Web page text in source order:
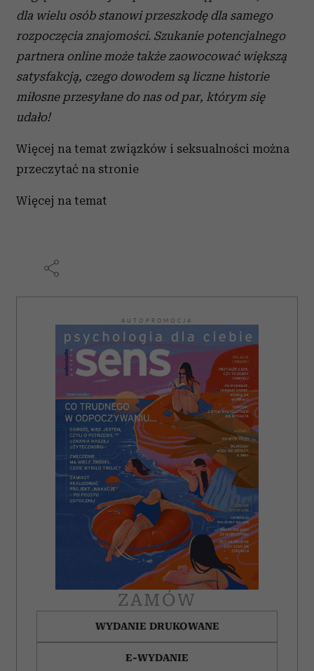
i reklam, aby oferować funkcje społecznościowe i
analizować ruch w naszej witrynie. Informacje o tym, jak
korzystasz z naszej witryny, udostępniamy partnerom
społecznościowym, reklamowym i analitycznym.
Partnerzy mogą połączyć te informacje z innymi danymi
otrzymanymi od Ciebie lub uzyskanymi podczas
korzystania z ich usług.
dla wielu osób stanowi przeszkodę dla samego
rozpoczęcia znajomości. Szukanie potencjalnego
partnera online może także zaowocować większą
satysfakcją, czego dowodem są liczne historie
miłosne przesyłane do nas od par, którym się
udało!
Więcej na temat związków i seksualności można
przeczytać na stronie
Więcej na temat
AUTOPROMOCJA
ZAMÓW
WYDANIE DRUKOWANE
E-WYDANIE